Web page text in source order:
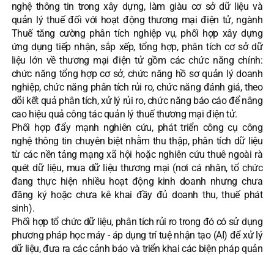
nghệ thông tin trong xây dựng, làm giàu cơ sở dữ liệu và
quản lý thuế đối với hoạt động thương mại điện tử, ngành
Thuế tăng cường phân tích nghiệp vụ, phối hợp xây dựng
ứng dụng tiếp nhận, sắp xếp, tổng hợp, phân tích cơ sở dữ
liệu lớn về thương mại điện tử gồm các chức năng chính:
chức năng tổng hợp cơ sở, chức năng hồ sơ quản lý doanh
nghiệp, chức năng phân tích rủi ro, chức năng đánh giá, theo
dõi kết quả phân tích, xử lý rủi ro, chức năng báo cáo để nâng
cao hiệu quả công tác quản lý thuế thương mại điện tử.
Phối hợp đẩy mạnh nghiên cứu, phát triển công cụ công
nghệ thông tin chuyên biệt nhằm thu thập, phân tích dữ liệu
từ các nền tảng mạng xã hội hoặc nghiên cứu thuê ngoài rà
quét dữ liệu, mua dữ liệu thương mại (nơi cá nhân, tổ chức
đang thực hiện nhiều hoạt động kinh doanh nhưng chưa
đăng ký hoặc chưa kê khai đầy đủ doanh thu, thuế phát
sinh).
Phối hợp tổ chức dữ liệu, phân tích rủi ro trong đó có sử dụng
phương pháp học máy - áp dụng trí tuệ nhận tạo (AI) để xử lý
dữ liệu, đưa ra các cảnh báo và triển khai các biện pháp quản